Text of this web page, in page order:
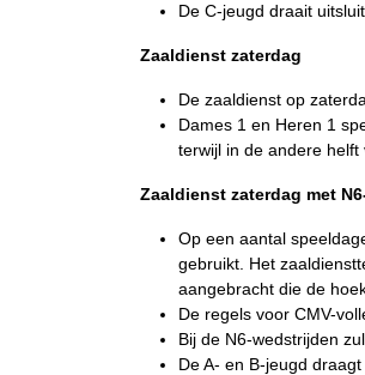
De C-jeugd draait
Zaaldienst zaterdag
De zaaldienst op
Dames 1 en Heren 1
terwijl in de andere
Zaaldienst zaterdag met
Op een aantal
gebruikt. Het
aangebracht die de
De regels voor CMV-
Bij de N6-wedstrijden
De A- en B-jeugd